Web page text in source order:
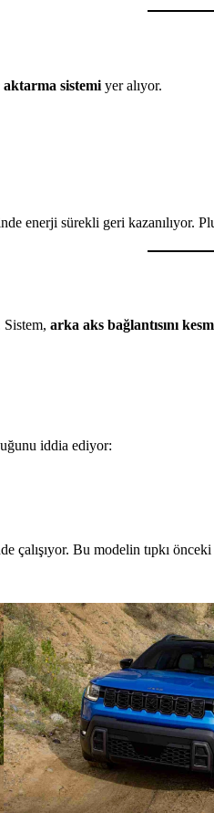
sistemi yer alıyor.
enerji sürekli geri kazanılıyor.
arka aks bağlantısını
iddia ediyor:
çalışıyor. Bu modelin tıpkı